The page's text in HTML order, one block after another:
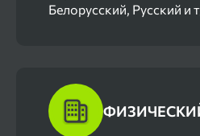
Белорусский, Русский и